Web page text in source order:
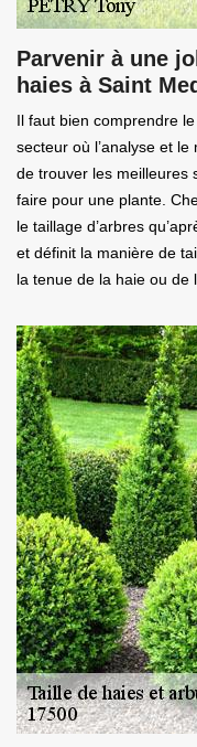
Parvenir à une
haies à Saint
Il faut bien comprendre le
secteur où l’analyse et
de trouver les meilleures
faire pour une plante.
le taillage d’arbres
et définit la manière de
la tenue de la haie ou de